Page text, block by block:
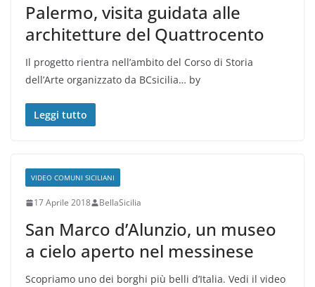
Palermo, visita guidata alle
architetture del Quattrocento
Il progetto rientra nell’ambito del Corso di Storia
dell’Arte organizzato da BCsicilia… by
Leggi tutto
VIDEO COMUNI SICILIANI
17 Aprile 2018 BellaSicilia
San Marco d’Alunzio, un museo
a cielo aperto nel messinese
Scopriamo uno dei borghi più belli d’Italia. Vedi il video